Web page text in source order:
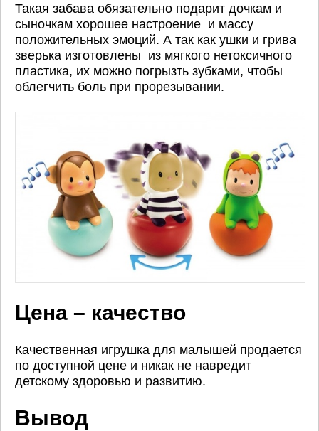
Такая забава обязательно подарит дочкам и
сыночкам хорошее настроение и массу
положительных эмоций. А так как ушки и грива
зверька изготовлены из мягкого нетоксичного
пластика, их можно погрызть зубками, чтобы
облегчить боль при прорезывании.
Цена – качество
Качественная игрушка для малышей продается
по доступной цене и никак не навредит
детскому здоровью и развитию.
Вывод